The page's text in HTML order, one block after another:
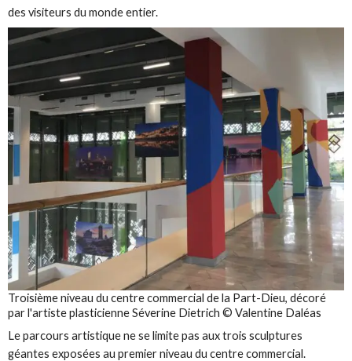
des visiteurs du monde entier.
Troisième niveau du centre commercial de la Part-Dieu, décoré
par l'artiste plasticienne Séverine Dietrich © Valentine Daléas
Le parcours artistique ne se limite pas aux trois sculptures
géantes exposées au premier niveau du centre commercial.